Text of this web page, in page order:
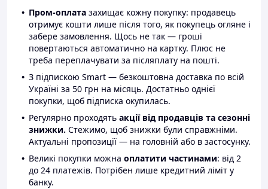
Пром-оплата захищає кожну покупку: продавець
отримує кошти лише після того, як покупець огляне і
забере замовлення. Щось не так — гроші
повертаються автоматично на картку. Плюс не
треба переплачувати за післяплату на пошті.
З підпискою Smart — безкоштовна доставка по всій
Україні за 50 грн на місяць. Достатньо однієї
покупки, щоб підписка окупилась.
Регулярно проходять акції від продавців та сезонні
знижки. Стежимо, щоб знижки були справжніми.
Актуальні пропозиції — на головній або в застосунку.
Великі покупки можна оплатити частинами: від 2
до 24 платежів. Потрібен лише кредитний ліміт у
банку.